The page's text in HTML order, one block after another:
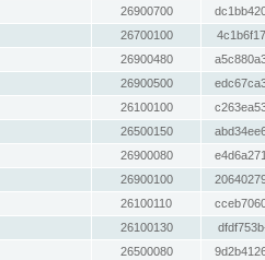
26900700
26700100
26900480
26900500
26100100
26500150
26900080
26900100
26100110
26100130
26500080